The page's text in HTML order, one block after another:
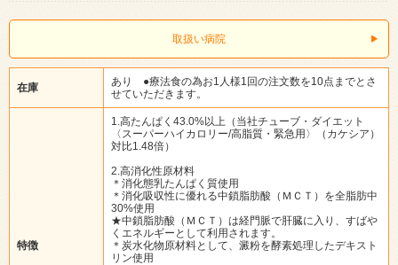
取扱い病院
在庫
あり ●療法食の為お1人様1回の注文数を10点までとさ
せていただきます。
特徴
1.高たんぱく43.0%以上（当社チューブ・ダイエット
〈スーパーハイカロリー/高脂質・緊急用〉（カケシア）
対比1.48倍）
2.高消化性原材料
＊消化態乳たんぱく質使用
＊消化吸収性に優れる中鎖脂肪酸（ＭＣＴ）を全脂肪中
30%使用
★中鎖脂肪酸（ＭＣＴ）は経門脈で肝臓に入り、すばや
くエネルギーとして利用されます。
＊炭水化物原材料として、澱粉を酵素処理したデキスト
リン使用